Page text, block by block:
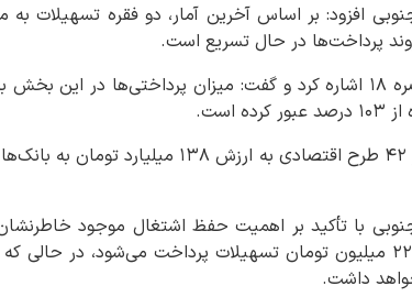
پرداخت‌ها در حال تسریع است.
وی افزود: در قالب تبصره ۲ سال ۱۴۰۴ نیز ۴۲ طرح
با تأکید بر اهمیت حفظ اشتغال موجود
شغلی در کسب‌وکارهای آسیب‌دیده حدود ۲۲ میلیون تومان تسهیلات پرداخت
داشت.